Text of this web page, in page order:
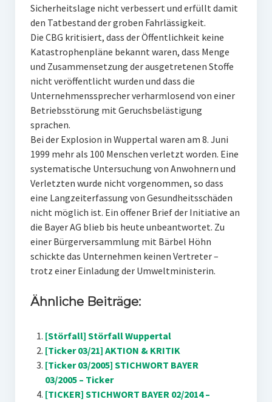
Sicherheitslage nicht verbessert und erfüllt damit
den Tatbestand der groben Fahrlässigkeit.
Die CBG kritisiert, dass der Öffentlichkeit keine
Katastrophenpläne bekannt waren, dass Menge
und Zusammensetzung der ausgetretenen Stoffe
nicht veröffentlicht wurden und dass die
Unternehmenssprecher verharmlosend von einer
Betriebsstörung mit Geruchsbelästigung
sprachen.
Bei der Explosion in Wuppertal waren am 8. Juni
1999 mehr als 100 Menschen verletzt worden. Eine
systematische Untersuchung von Anwohnern und
Verletzten wurde nicht vorgenommen, so dass
eine Langzeiterfassung von Gesundheitsschäden
nicht möglich ist. Ein offener Brief der Initiative an
die Bayer AG blieb bis heute unbeantwortet. Zu
einer Bürgerversammlung mit Bärbel Höhn
schickte das Unternehmen keinen Vertreter –
trotz einer Einladung der Umweltministerin.
Ähnliche Beiträge:
[Störfall] Störfall Wuppertal
[Ticker 03/21] AKTION & KRITIK
[Ticker 03/2005] STICHWORT BAYER
03/2005 – Ticker
[TICKER] STICHWORT BAYER 02/2014 –